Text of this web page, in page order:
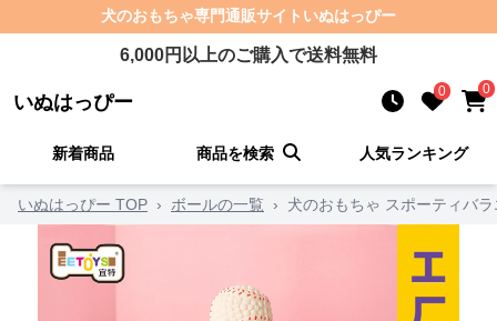
犬のおもちゃ専門通販サイト いぬはっぴー
6,000円以上のご購入で送料無料
いぬはっぴー 0 0
新着商品 商品を検索 人気ランキング
いぬはっぴー TOP › ボールの一覧 › 犬のおもちゃ スポーティバ